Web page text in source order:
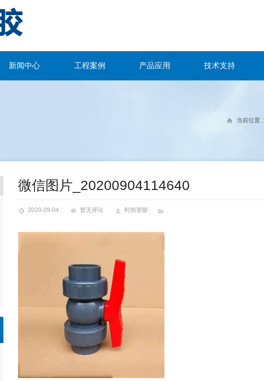
新闻中心 工程案例 产品应用 技术支持
当前位置 :
微信图片_20200904114640
2020-09-04 暂无评论 时雨塑胶